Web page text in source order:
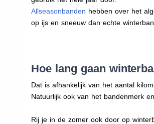
Allseasonbanden hebben over het
op ijs en sneeuw dan echte
Hoe lang gaan
Dat is afhankelijk van het aantal
Natuurlijk ook van het bandenmerk
Rij je in de zomer ook door op